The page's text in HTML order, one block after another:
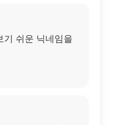
기 쉬운 닉네임을